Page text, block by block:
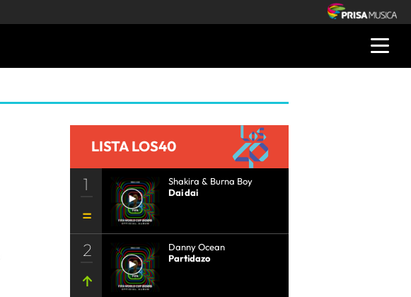
LISTA LOS40
1
Shakira & Burna Boy
Dai dai
2
Danny Ocean
Partidazo